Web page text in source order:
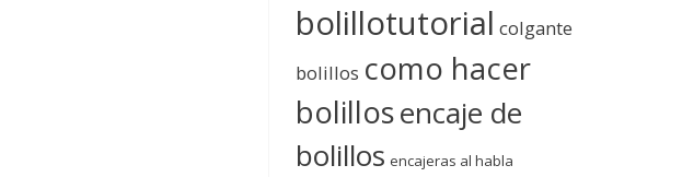
bolillotutorial colgante
bolillos como hacer
bolillosencaje de
bolillos encajeras al habla